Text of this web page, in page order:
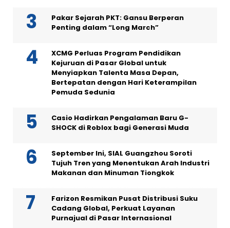
Pakar Sejarah PKT: Gansu Berperan
Penting dalam “Long March”
XCMG Perluas Program Pendidikan
Kejuruan di Pasar Global untuk
Menyiapkan Talenta Masa Depan,
Bertepatan dengan Hari Keterampilan
Pemuda Sedunia
Casio Hadirkan Pengalaman Baru G-
SHOCK di Roblox bagi Generasi Muda
September Ini, SIAL Guangzhou Soroti
Tujuh Tren yang Menentukan Arah Industri
Makanan dan Minuman Tiongkok
Farizon Resmikan Pusat Distribusi Suku
Cadang Global, Perkuat Layanan
Purnajual di Pasar Internasional